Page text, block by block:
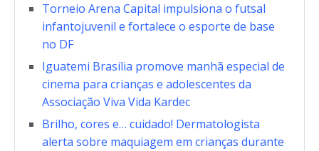
Torneio Arena Capital impulsiona o futsal
infantojuvenil e fortalece o esporte de base
no DF
Iguatemi Brasília promove manhã especial de
cinema para crianças e adolescentes da
Associação Viva Vida Kardec
Brilho, cores e… cuidado! Dermatologista
alerta sobre maquiagem em crianças durante